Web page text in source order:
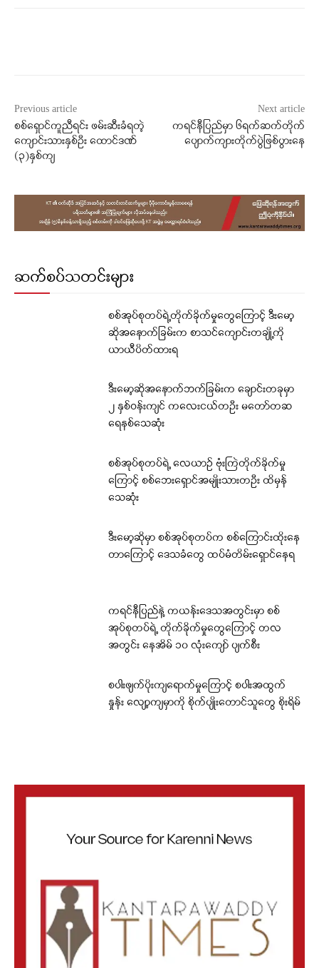
Previous article
စစ်ရှောင်ကူညီရင်း ဖမ်းဆီးခံရတဲ့
ကျောင်းသားနှစ်ဦး ထောင်ဒဏ်
(၃)နှစ်ကျ
Next article
ကရင်နီပြည်မှာ ၆ရက်ဆက်တိုက်
ပျောက်ကျားတိုက်ပွဲဖြစ်ပွားနေ
ဆက်စပ်သတင်းများ
စစ်အုပ်စုတပ်ရဲ့တိုက်ခိုက်မှုတွေကြောင့် ဒီးမော့
ဆိုအနောက်ခြမ်းက စာသင်ကျောင်းတချို့ကို
ယာယီပိတ်ထားရ
ဒီးမော့ဆိုအနောက်ဘက်ခြမ်းက ချောင်းတခုမှာ
၂ နှစ်ဝန်းကျင် ကလေးငယ်တဦး မတော်တဆ
ရေနစ်သေဆုံး
စစ်အုပ်စုတပ်ရဲ့ လေယာဉ် ဗုံးကြဲတိုက်ခိုက်မှု
ကြောင့် စစ်ဘေးရှောင်အမျိုးသားတဦး ထိမှန်
သေဆုံး
ဒီးမော့ဆိုမှာ စစ်အုပ်စုတပ်က စစ်ကြောင်းထိုးနေ
တာကြောင့် ဒေသခံတွေ ထပ်မံတိမ်းရှောင်နေရ
ကရင်နီပြည်နဲ့ ကယန်းဒေသအတွင်းမှာ စစ်
အုပ်စုတပ်ရဲ့ တိုက်ခိုက်မှုတွေကြောင့် တလ
အတွင်း နေအိမ် ၁၀ လုံးကျော် ပျက်စီး
စပါးဖျက်ပိုးကျရောက်မှုကြောင့် စပါးအထွက်
နှုန်း လျော့ကျမှာကို စိုက်ပျိုးတောင်သူတွေ စိုးရိမ်